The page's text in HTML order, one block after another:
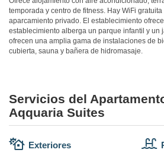
temporada y centro de fitness. Hay WiFi
aparcamiento privado. El establecimiento
establecimiento alberga un parque infantil y un
ofrecen una amplia gama de instalaciones de
cubierta, sauna y bañera de hidromasaje.
Servicios del
Aqquaria Suites
Exteriores